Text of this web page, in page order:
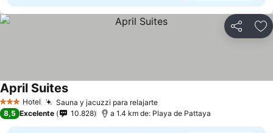
Compartir
3 Estrellas
Hotel Sauna y jacuzzi para relajarteVer precios
April SuitesVer precios
8,5 Excelente 10.828 a 1.4 km de: Playa de Pattaya